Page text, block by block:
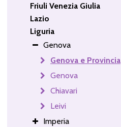
Friuli Venezia Giulia
Lazio
Liguria
Genova
Genova e Provincia
Genova
Chiavari
Leivi
Imperia